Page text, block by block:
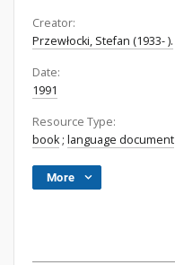
Creator:
Przewłocki, Stefan (1933- ).
Date:
1991
Resource Type:
book; language document
More